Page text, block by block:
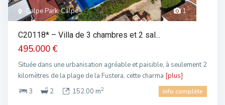
1
Calpe Park, Calpe
C20118* – Villa de 3 chambres et 2 sal...
495.000 €
Située dans une urbanisation agréable et paisible, à seulement 2
kilomètres de la plage de la Fustera, cette charma [plus]
3
2 152.00 m2 info complète